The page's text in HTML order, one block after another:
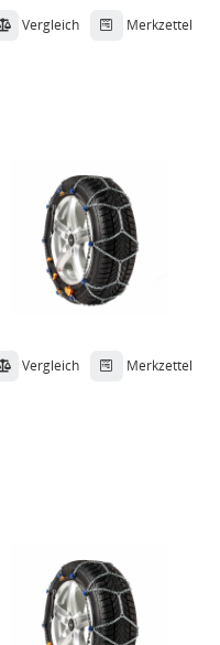
Vergleich Merkzettel
Vergleich Merkzettel